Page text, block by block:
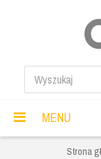
MENU
Strona